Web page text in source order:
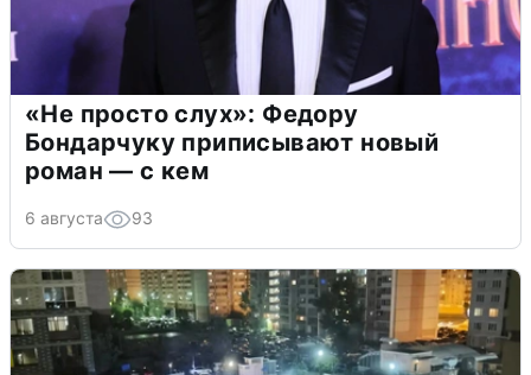
«Не просто слух»: Федору
Бондарчуку приписывают новый
роман — с кем
6 августа 93